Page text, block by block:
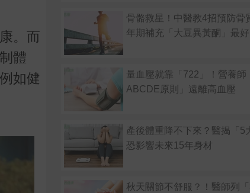
。而
體
如健
骨骼救星！中醫教4招預防
年期補充「大豆異黃酮」最好
量血壓就靠「722」！營養師
ABCDE原則」遠離高血壓
產後體重降不下來？醫揭「
恐影響未來15年身材
秋天關節不舒服？！醫師列